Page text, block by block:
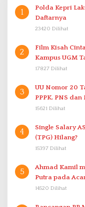
1
Polda Kepri
Daftarnya
23420 Dilihat
2
Film Kisah
Kampus UGM
17827 Dilihat
3
UU Nomor 20
PPPK. PNS
15621 Dilihat
4
Single Salary
(TPG) Hilang?
15397 Dilihat
5
Ahmad Kamil mendampingi Langsung Dike Mandala
Putra pada
Proklamasi
14520 Dilihat